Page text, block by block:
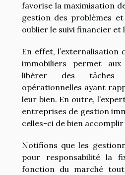
favorise la maximisation
gestion des problèmes
oublier le suivi financier et
En effet, l’externalisation
immobiliers permet
libérer des tâches
opérationnelles ayant
leur bien. En outre,
entreprises de gestion
celles-ci de bien
Notifions que les
pour responsabilité la
fonction du marché